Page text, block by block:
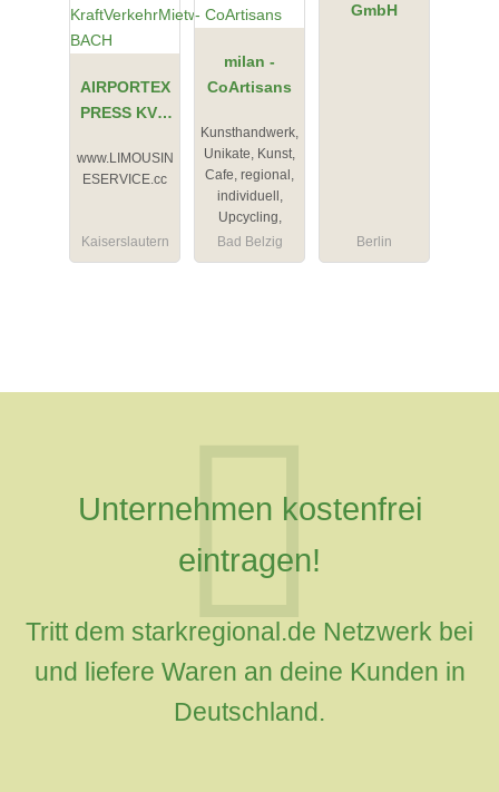
AIRPORTEX
PRESS KVM
Mietwagen
BACH
www.LIMOUSIN
ESERVICE.cc
Kaiserslautern
milan -
CoArtisans
Kunsthandwerk,
Unikate, Kunst,
Cafe, regional,
individuell,
Upcycling,
Bad Belzig
GmbH
Berlin
Unternehmen kostenfrei
eintragen!
Tritt dem starkregional.de Netzwerk bei
und liefere Waren an deine Kunden in
Deutschland.